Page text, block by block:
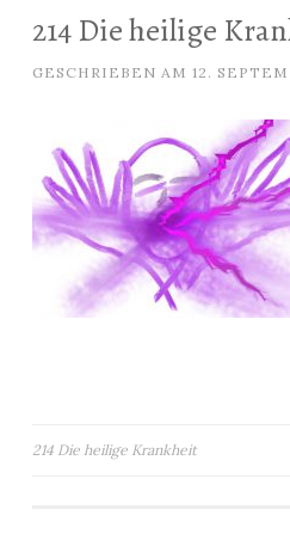
214 Die heilige
GESCHRIEBEN AM 12.
Beitragsnavigation
214 Die heilige Krankheit